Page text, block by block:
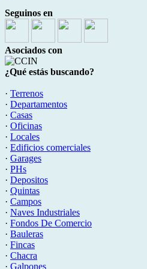
Seguinos en
Asociados con
¿Qué estás buscando?
· Terrenos
· Departamentos
· Casas
· Oficinas
· Locales
· Edificios comerciales
· Garages
· PHs
· Depositos
· Quintas
· Campos
· Naves Industriales
· Fondos De Comercio
· Bauleras
· Fincas
· Chacra
· Galpones